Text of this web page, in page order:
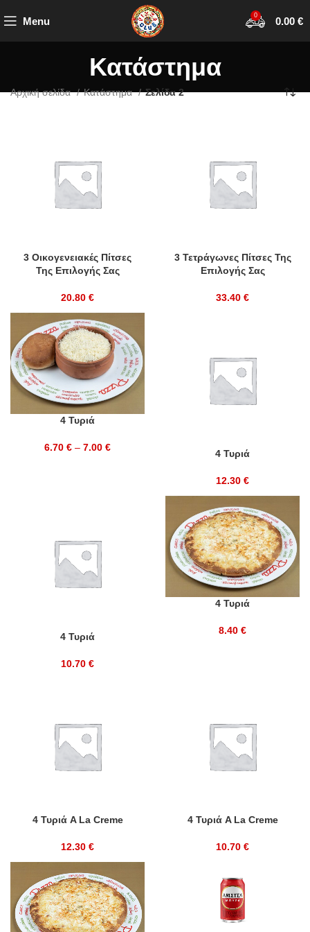
Menu 0 0.00 €
Κατάστημα
Αρχική σελίδα Κατάστημα Σελίδα 2
3 Οικογενειακές Πίτσες
Της Επιλογής Σας
20.80 €
3 Τετράγωνες Πίτσες Της
Επιλογής Σας
33.40 €
4 Τυριά
6.70 € – 7.00 €
4 Τυριά
12.30 €
4 Τυριά
10.70 €
4 Τυριά
8.40 €
4 Τυριά A La Creme
12.30 €
4 Τυριά A La Creme
10.70 €